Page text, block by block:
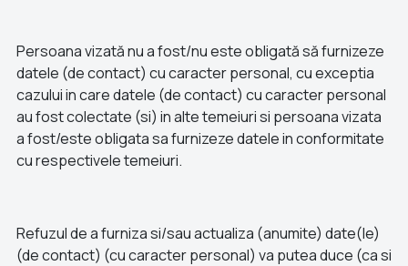
Persoana vizată nu a fost/nu este obligată să furnizeze
datele (de contact) cu caracter personal, cu exceptia
cazului in care datele (de contact) cu caracter personal
au fost colectate (si) in alte temeiuri si persoana vizata
a fost/este obligata sa furnizeze datele in conformitate
cu respectivele temeiuri.
Refuzul de a furniza si/sau actualiza (anumite) date(le)
(de contact) (cu caracter personal) va putea duce (ca si